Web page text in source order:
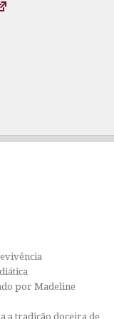
por Madeline
a tradição doceira de